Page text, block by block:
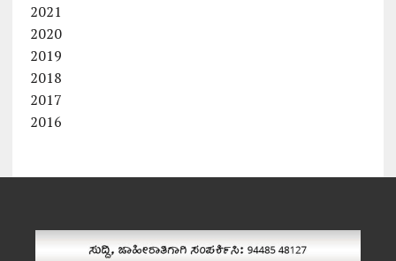
2021
2020
2019
2018
2017
2016